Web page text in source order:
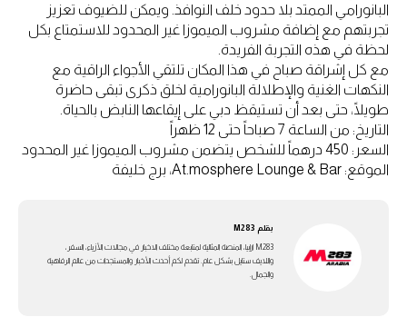
البانورامي الممتد بلا حدود خلف النوافذ. ويمكن للضيوف تعزيز
تجربتهم مع إضافة مشروب الميموزا غير المحدود للاستمتاع بكل
لحظة في هذه التجربة الفريدة.
مع كل إشراقة صباح في هذا المكان تلتقي الأجواء الراقية مع
النكهات الغنية والإطلالة البانورامية لخلق ذكرى تبقى حاضرة
طويلًا، حتى بعد أن تستيقظ دبي على إيقاعها النابض بالحياة.
التاريخ: من الساعة 7 صباحاً حتى 12 ظهراً
السعر: 450 درهماً للشخص يتضمن مشروب الميموزا غير المحدود
الموقع: At.mosphere Lounge & Bar، برج خليفة
بقلم M283
M283 ارابيا، المنصة المثالية لمتابعة مختلف الاخبار في مجالات الأزياء، السفر،
واللايف ستايل بشكل عام. تقدم لكم أحدث الأخبار والمستجدات من عالم الرفاهية
والجمال.